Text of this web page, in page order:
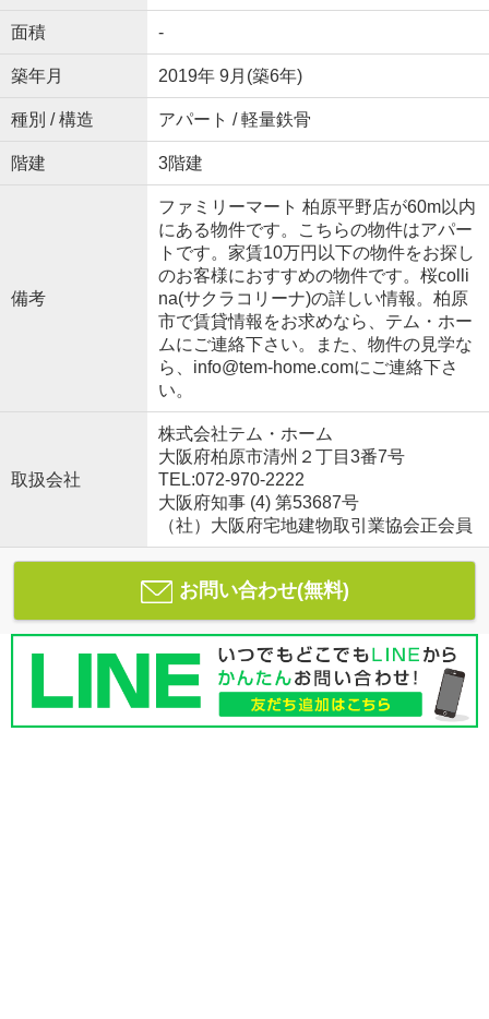
面積 -
築年月 2019年 9月(築6年)
種別 / 構造 アパート / 軽量鉄骨
階建 3階建
備考
ファミリーマート 柏原平野店が60m以内
にある物件です。こちらの物件はアパー
トです。家賃10万円以下の物件をお探し
のお客様におすすめの物件です。桜colli
na(サクラコリーナ)の詳しい情報。柏原
市で賃貸情報をお求めなら、テム・ホー
ムにご連絡下さい。また、物件の見学な
ら、info@tem-home.comにご連絡下さ
い。
取扱会社
株式会社テム・ホーム
大阪府柏原市清州２丁目3番7号
TEL:072-970-2222
大阪府知事 (4) 第53687号
（社）大阪府宅地建物取引業協会正会員
お問い合わせ(無料)